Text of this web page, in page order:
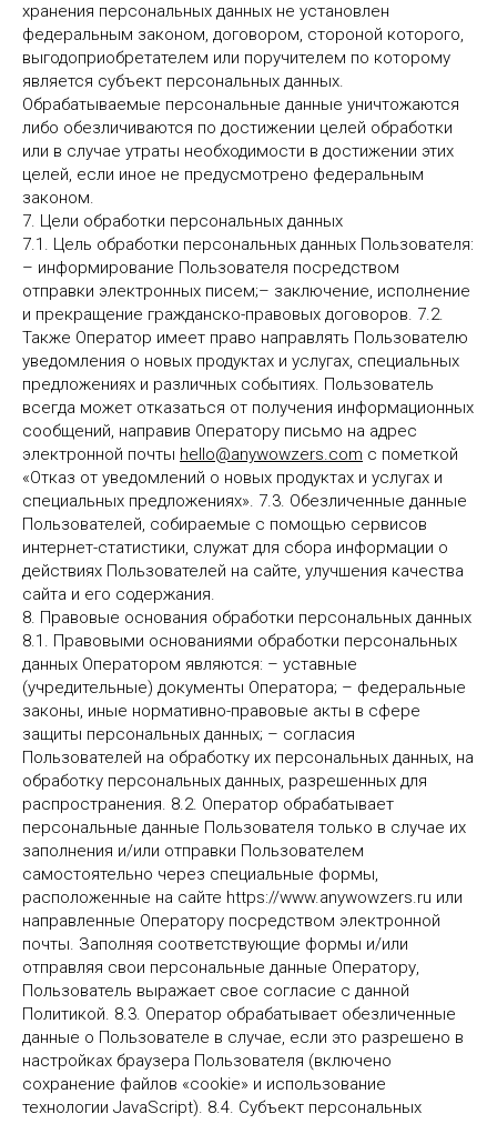
хранения персональных данных не установлен
федеральным законом, договором, стороной которого,
выгодоприобретателем или поручителем по которому
является субъект персональных данных.
Обрабатываемые персональные данные уничтожаются
либо обезличиваются по достижении целей обработки
или в случае утраты необходимости в достижении этих
целей, если иное не предусмотрено федеральным
законом.
7. Цели обработки персональных данных
7.1. Цель обработки персональных данных Пользователя:
– информирование Пользователя посредством
отправки электронных писем;– заключение, исполнение
и прекращение гражданско-правовых договоров. 7.2.
Также Оператор имеет право направлять Пользователю
уведомления о новых продуктах и услугах, специальных
предложениях и различных событиях. Пользователь
всегда может отказаться от получения информационных
сообщений, направив Оператору письмо на адрес
электронной почты hello@anywowzers.com с пометкой
«Отказ от уведомлений о новых продуктах и услугах и
специальных предложениях». 7.3. Обезличенные данные
Пользователей, собираемые с помощью сервисов
интернет-статистики, служат для сбора информации о
действиях Пользователей на сайте, улучшения качества
сайта и его содержания.
8. Правовые основания обработки персональных данных
8.1. Правовыми основаниями обработки персональных
данных Оператором являются: – уставные
(учредительные) документы Оператора; – федеральные
законы, иные нормативно-правовые акты в сфере
защиты персональных данных; – согласия
Пользователей на обработку их персональных данных, на
обработку персональных данных, разрешенных для
распространения. 8.2. Оператор обрабатывает
персональные данные Пользователя только в случае их
заполнения и/или отправки Пользователем
самостоятельно через специальные формы,
расположенные на сайте https://www.anywowzers.ru или
направленные Оператору посредством электронной
почты. Заполняя соответствующие формы и/или
отправляя свои персональные данные Оператору,
Пользователь выражает свое согласие с данной
Политикой. 8.3. Оператор обрабатывает обезличенные
данные о Пользователе в случае, если это разрешено в
настройках браузера Пользователя (включено
сохранение файлов «cookie» и использование
технологии JavaScript). 8.4. Субъект персональных